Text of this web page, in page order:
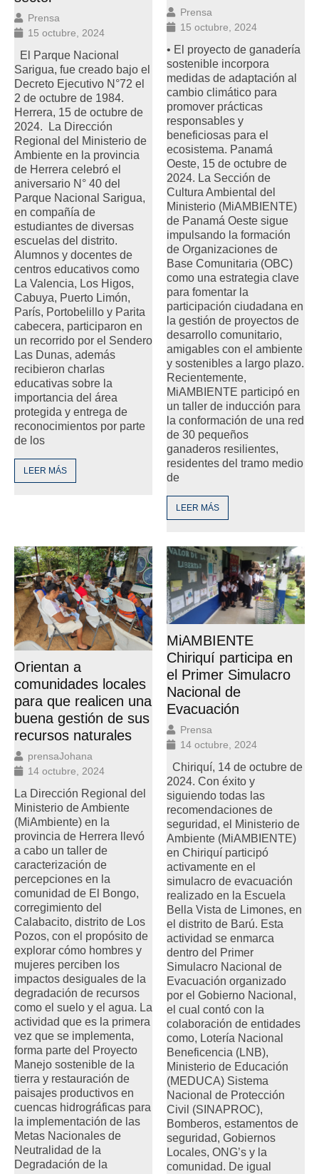
Prensa
15 octubre, 2024
El Parque Nacional
Sarigua, fue creado bajo el
Decreto Ejecutivo N°72 el
2 de octubre de 1984.
Herrera, 15 de octubre de
2024. La Dirección
Regional del Ministerio de
Ambiente en la provincia
de Herrera celebró el
aniversario N° 40 del
Parque Nacional Sarigua,
en compañía de
estudiantes de diversas
escuelas del distrito.
Alumnos y docentes de
centros educativos como
La Valencia, Los Higos,
Cabuya, Puerto Limón,
París, Portobelillo y Parita
cabecera, participaron en
un recorrido por el Sendero
Las Dunas, además
recibieron charlas
educativas sobre la
importancia del área
protegida y entrega de
reconocimientos por parte
de los
LEER MÁS
Prensa
15 octubre, 2024
• El proyecto de ganadería
sostenible incorpora
medidas de adaptación al
cambio climático para
promover prácticas
responsables y
beneficiosas para el
ecosistema. Panamá
Oeste, 15 de octubre de
2024. La Sección de
Cultura Ambiental del
Ministerio (MiAMBIENTE)
de Panamá Oeste sigue
impulsando la formación
de Organizaciones de
Base Comunitaria (OBC)
como una estrategia clave
para fomentar la
participación ciudadana en
la gestión de proyectos de
desarrollo comunitario,
amigables con el ambiente
y sostenibles a largo plazo.
Recientemente,
MiAMBIENTE participó en
un taller de inducción para
la conformación de una red
de 30 pequeños
ganaderos resilientes,
residentes del tramo medio
de
LEER MÁS
Orientan a
comunidades locales
para que realicen una
buena gestión de sus
recursos naturales
prensaJohana
14 octubre, 2024
La Dirección Regional del
Ministerio de Ambiente
(MiAmbiente) en la
provincia de Herrera llevó
a cabo un taller de
caracterización de
percepciones en la
comunidad de El Bongo,
corregimiento del
Calabacito, distrito de Los
Pozos, con el propósito de
explorar cómo hombres y
mujeres perciben los
impactos desiguales de la
degradación de recursos
como el suelo y el agua. La
actividad que es la primera
vez que se implementa,
forma parte del Proyecto
Manejo sostenible de la
tierra y restauración de
paisajes productivos en
cuencas hidrográficas para
la implementación de las
Metas Nacionales de
Neutralidad de la
Degradación de la
MiAMBIENTE
Chiriquí participa en
el Primer Simulacro
Nacional de
Evacuación
Prensa
14 octubre, 2024
Chiriquí, 14 de octubre de
2024. Con éxito y
siguiendo todas las
recomendaciones de
seguridad, el Ministerio de
Ambiente (MiAMBIENTE)
en Chiriquí participó
activamente en el
simulacro de evacuación
realizado en la Escuela
Bella Vista de Limones, en
el distrito de Barú. Esta
actividad se enmarca
dentro del Primer
Simulacro Nacional de
Evacuación organizado
por el Gobierno Nacional,
el cual contó con la
colaboración de entidades
como, Lotería Nacional
Beneficencia (LNB),
Ministerio de Educación
(MEDUCA) Sistema
Nacional de Protección
Civil (SINAPROC),
Bomberos, estamentos de
seguridad, Gobiernos
Locales, ONG’s y la
comunidad. De igual